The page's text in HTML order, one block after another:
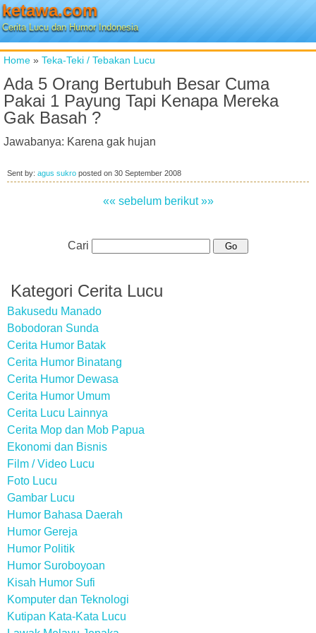
ketawa.com
Cerita Lucu dan Humor Indonesia
Home » Teka-Teki / Tebakan Lucu
Ada 5 Orang Bertubuh Besar Cuma
Pakai 1 Payung Tapi Kenapa Mereka
Gak Basah ?
Jawabanya: Karena gak hujan
Sent by: agus sukro posted on 30 September 2008
«« sebelum berikut »»
Cari
Kategori Cerita Lucu
Bakusedu Manado
Bobodoran Sunda
Cerita Humor Batak
Cerita Humor Binatang
Cerita Humor Dewasa
Cerita Humor Umum
Cerita Lucu Lainnya
Cerita Mop dan Mob Papua
Ekonomi dan Bisnis
Film / Video Lucu
Foto Lucu
Gambar Lucu
Humor Bahasa Daerah
Humor Gereja
Humor Politik
Humor Suroboyoan
Kisah Humor Sufi
Komputer dan Teknologi
Kutipan Kata-Kata Lucu